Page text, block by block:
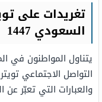
تغريدات على
السعودي 1447
يتناول المواطنون في
التواصل الاجتماعي
والعبارات التي تعبّر عن